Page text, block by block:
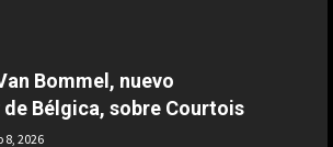
África también se rinde a Gianni
Infantino
Agosto 7, 2026
Bommel, nuevo
Bélgica, sobre Courtois
8, 2026